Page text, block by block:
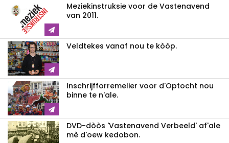
Meziekinstruksie voor de Vastenavend
van 2011.
Veldtekes vanaf nou te kòòp.
Inschrijfforremelier voor d'Optocht nou
binne te n'ale.
DVD-dòòs 'Vastenavend Verbeeld' af'ale
mè d'oew kedobon.